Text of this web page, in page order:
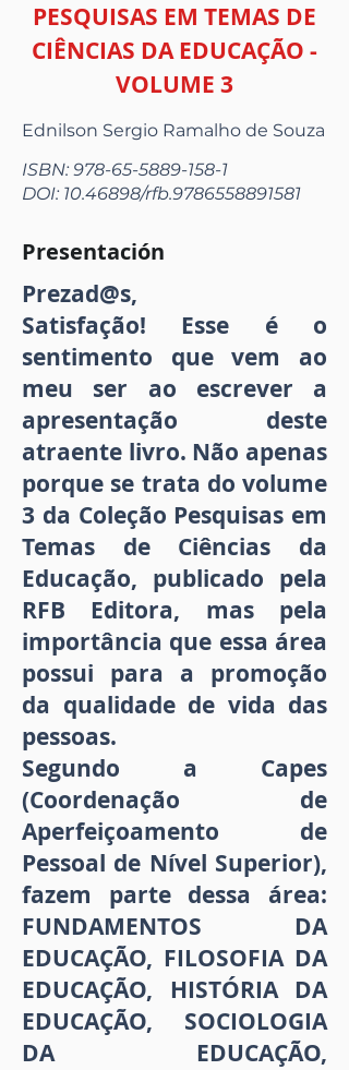
PESQUISAS EM TEMAS DE
CIÊNCIAS DA EDUCAÇÃO -
VOLUME 3
Ednilson Sergio Ramalho de Souza
ISBN:978-65-5889-158-1
DOI: 10.46898/rfb.9786558891581
Presentación
Prezad@s,
Satisfação! Esse é o
sentimento que vem ao
meu ser ao escrever a
apresentação deste
atraente livro. Não apenas
porque se trata do volume
3 da Coleção Pesquisas em
Temas de Ciências da
Educação, publicado pela
RFB Editora, mas pela
importância que essa área
possui para a promoção
da qualidade de vida das
pessoas.
Segundo a Capes
(Coordenação de
Aperfeiçoamento de
Pessoal de Nível Superior),
fazem parte dessa área:
FUNDAMENTOS DA
EDUCAÇÃO, FILOSOFIA DA
EDUCAÇÃO, HISTÓRIA DA
EDUCAÇÃO, SOCIOLOGIA
DA EDUCAÇÃO,